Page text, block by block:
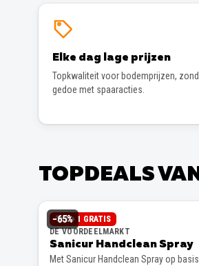
Elke dag lage prijzen
Topkwaliteit voor bodemprijzen,
gedoe met spaaracties.
TOPDEALS
−65%
2 + 1 GRATIS
DE VOORDEELMARKT
Sanicur Handclean Spray
Met Sanicur Handclean Spray op